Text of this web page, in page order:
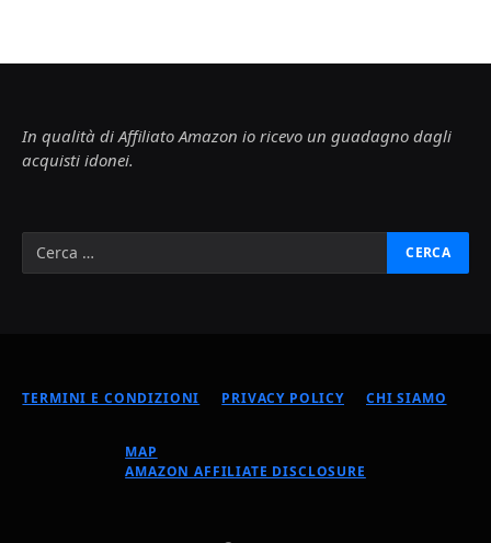
In qualità di Affiliato Amazon io ricevo un guadagno dagli
acquisti idonei.
TERMINI E CONDIZIONI PRIVACY POLICY CHI SIAMO
MAP
AMAZON AFFILIATE DISCLOSURE